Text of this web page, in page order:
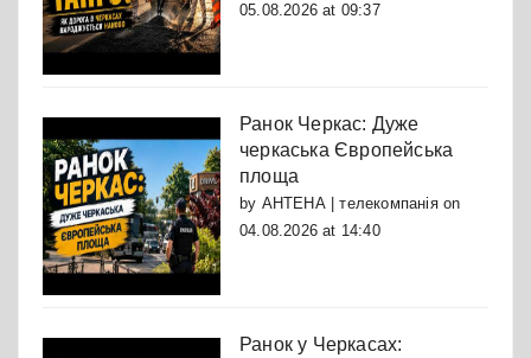
05.08.2026 at 09:37
Ранок Черкас: Дуже
черкаська Європейська
площа
by АНТЕНА | телекомпаніяon
04.08.2026 at 14:40
Ранок у Черкасах: